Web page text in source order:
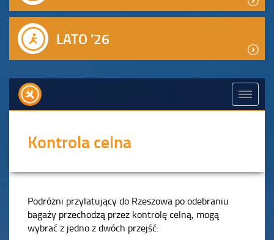
LATO ’26
Kontrola celna
Podróżni przylatujący do Rzeszowa po odebraniu
bagaży przechodzą przez kontrolę celną, mogą
wybrać z jedno z dwóch przejść: